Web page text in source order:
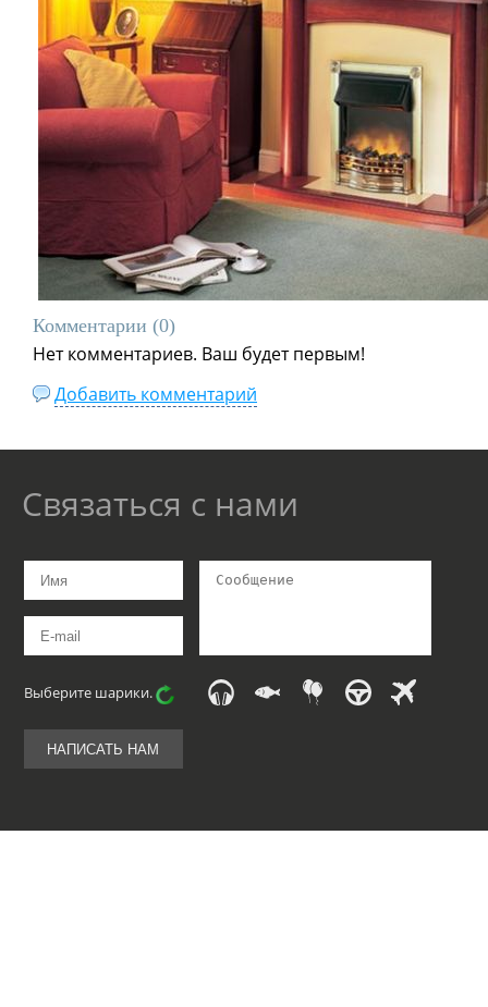
Комментарии (0)
Нет комментариев. Ваш будет первым!
Добавить комментарий
Связаться с нами
Выберите шарики.